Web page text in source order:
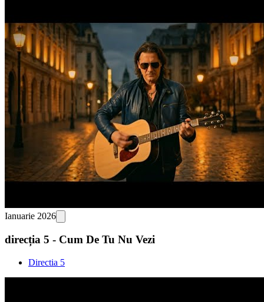
Ianuarie 2026
direcția 5 - Cum De Tu Nu Vezi
Directia 5